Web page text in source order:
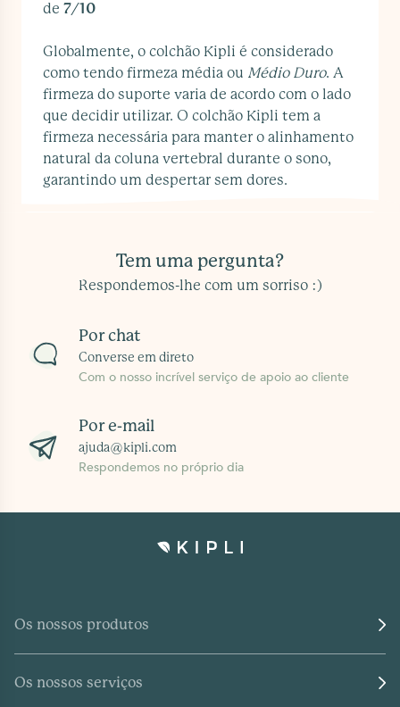
de 7/10
Globalmente, o colchão Kipli é considerado
como tendo firmeza média ou Médio Duro. A
firmeza do suporte varia de acordo com o lado
que decidir utilizar. O colchão Kipli tem a
firmeza necessária para manter o alinhamento
natural da coluna vertebral durante o sono,
garantindo um despertar sem dores.
Tem uma pergunta?
Respondemos-lhe com um sorriso :)
Por chat
Converse em direto
Com o nosso incrível serviço de apoio ao cliente
Por e-mail
ajuda@kipli.com
Respondemos no próprio dia
Os nossos produtos
Os nossos serviços